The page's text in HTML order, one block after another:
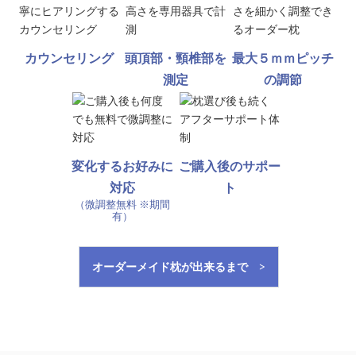
カウンセリング
頭頂部・頸椎部を
測定
最大５ｍｍピッチ
の調節
変化するお好みに
対応
（微調整無料 ※期間
有）
ご購入後のサポー
ト
オーダーメイド枕が出来るまで >